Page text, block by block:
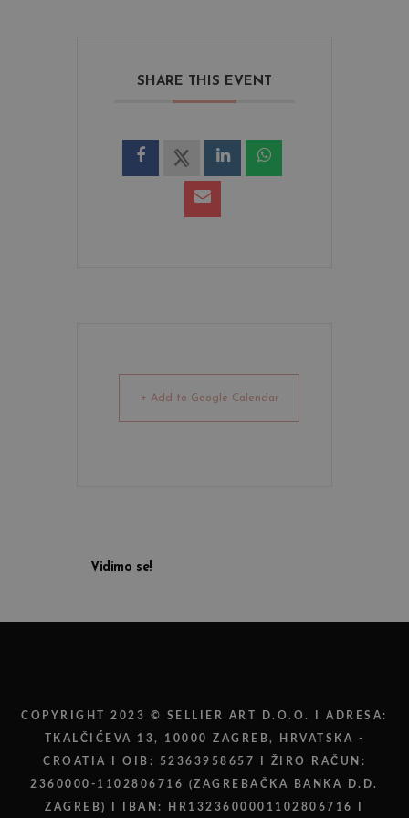
SHARE THIS EVENT
+ Add to Google Calendar
Vidimo se!
COPYRIGHT 2023 © SELLIER ART D.O.O. I ADRESA:
TKALČIĆEVA 13, 10000 ZAGREB, HRVATSKA -
CROATIA I OIB: 52363958657 I ŽIRO RAČUN:
2360000-1102806716 (ZAGREBAČKA BANKA D.D.
ZAGREB) I IBAN: HR1323600001102806716 I